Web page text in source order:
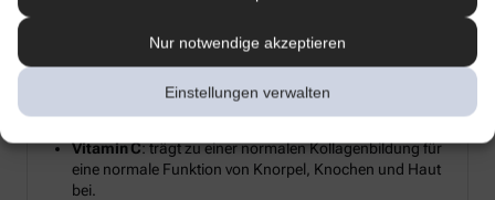
Nur notwendige akzeptieren
Einstellungen verwalten
*Zugelassene gesundheitsbezogene Aussagen gemäß
Vitamin C: trägt zu einer normalen Kollagenbildung für
eine normale Funktion von Knorpel, Knochen und Haut
bei.